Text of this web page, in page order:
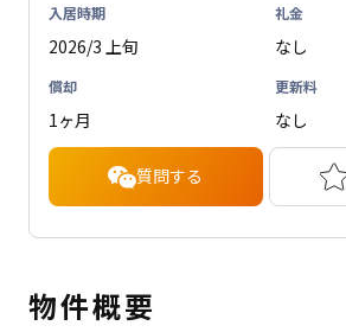
入居時期
2026/3 上旬
礼金
なし
償却
1ヶ月
更新料
なし
質問する
物件概要